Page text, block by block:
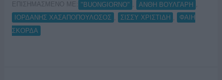
ΕΠΙΣΗΜΑΣΜΕΝΟ ΜΕ: "BUONGIORNO" ΑΝΘΗ ΒΟΥΛΓΑΡΗ
ΙΟΡΔΑΝΗΣ ΧΑΣΑΠΟΠΟΥΛΟΣΟΣ
ΣΙΣΣΥ ΧΡΙΣΤΙΔΗ
ΦΑΙΗ
ΣΚΟΡΔΑ